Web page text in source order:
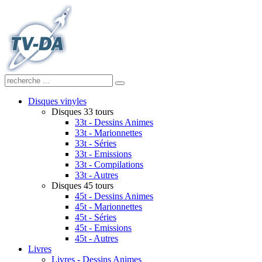
Disques vinyles
Disques 33 tours
33t - Dessins Animes
33t - Marionnettes
33t - Séries
33t - Emissions
33t - Compilations
33t - Autres
Disques 45 tours
45t - Dessins Animes
45t - Marionnettes
45t - Séries
45t - Emissions
45t - Autres
Livres
Livres - Dessins Animes